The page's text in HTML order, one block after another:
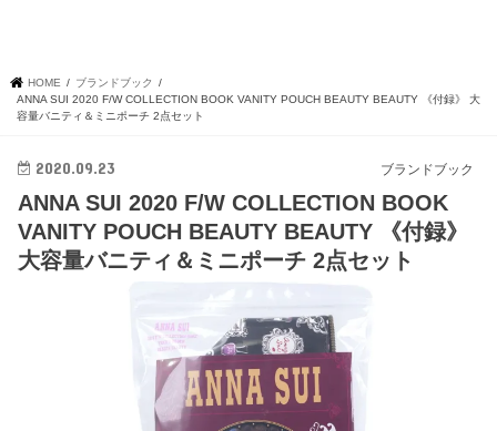
HOME
ブランドブック
ANNA SUI 2020 F/W COLLECTION BOOK VANITY POUCH BEAUTY BEAUTY 《付録》 大
容量バニティ＆ミニポーチ 2点セット
ブランドブック
2020.09.23
ANNA SUI 2020 F/W COLLECTION BOOK
VANITY POUCH BEAUTY BEAUTY 《付録》
大容量バニティ＆ミニポーチ 2点セット